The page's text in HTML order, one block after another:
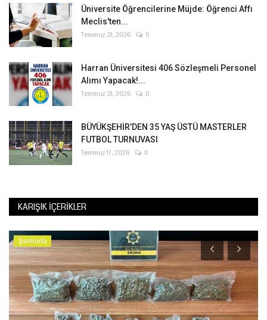
Üniversite Öğrencilerine Müjde: Öğrenci Affı
Meclis'ten...
Temmuz 31, 2026 0
Harran Üniversitesi 406 Sözleşmeli Personel
Alımı Yapacak!...
Temmuz 31, 2026 0
BÜYÜKŞEHİR’DEN 35 YAŞ ÜSTÜ MASTERLER
FUTBOL TURNUVASI
Temmuz 17, 2026 0
KARIŞIK İÇERIKLER
Şanlıurfa